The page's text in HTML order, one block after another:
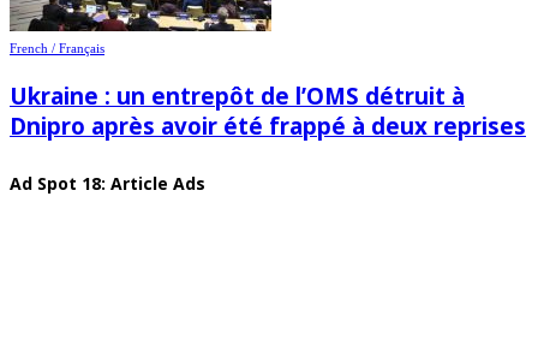
French / Français
Ukraine : un entrepôt de l’OMS détruit à
Dnipro après avoir été frappé à deux reprises
Ad Spot 18: Article Ads